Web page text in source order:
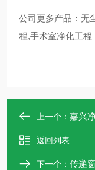
公司更多产品：无
程,手术室净化工程
上一个： 嘉兴
返回列表
下一个： 传递